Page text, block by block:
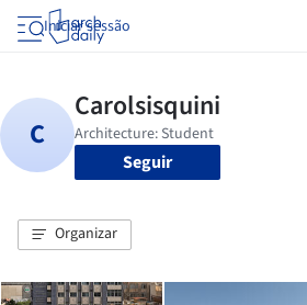
Iniciar sessão
Seguir
Organizar